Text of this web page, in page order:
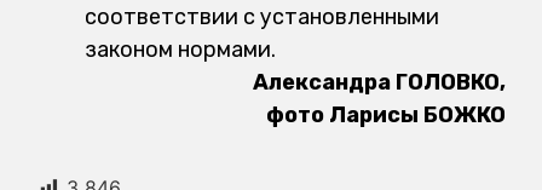
соответствии с установленными
законом нормами.
Александра ГОЛОВКО,
фото Ларисы БОЖКО